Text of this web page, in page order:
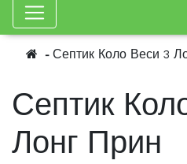
Септик Коло Веси 3
Септик
Лонг Прин